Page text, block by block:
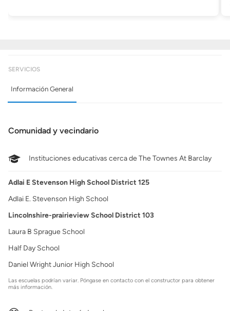
SERVICIOS
Información General
Comunidad y vecindario
Instituciones educativas cerca de The Townes At Barclay
Adlai E Stevenson High School District 125
Adlai E. Stevenson High School
Lincolnshire-prairieview School District 103
Laura B Sprague School
Half Day School
Daniel Wright Junior High School
Las escuelas podrían variar. Póngase en contacto con el constructor para obtener
más información.